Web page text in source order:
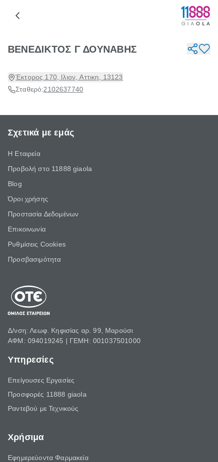
ΒΕΝΕΔΙΚΤΟΣ Γ ΔΟΥΝΑΒΗΣ
Έκτορος 170, Ιλιον, Αττικη, 13123
Σταθερό:2102637740
Σχετικά με εμάς
Η Εταιρεία
Προβολή στο 11888 giaola
Blog
Όροι χρήσης
Προστασία Δεδομένων
Επικοινωνία
Ρυθμίσεις Cookies
Προσβασιμότητα
Δ/νση: Λεωφ. Κηφισίας αρ. 99, Μαρούσι
ΑΦΜ: 094019245 | ΓΕΜΗ: 001037501000
Υπηρεσίες
Επείγουσες Εργασίες
Προσφορές 11888 giaola
Ραντεβού με Τεχνικούς
Χρήσιμα
Εφημερεύοντα Φαρμακεία